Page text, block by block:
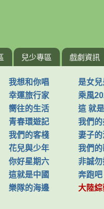
兒少專區 戲劇資訊
我想和你唱
是女
幸運旅行家
乘風
嚮往的生活
這 就
青春環遊記
我們
我們的客棧
妻子
花兒與少年
我們的
你好星期六
非誠
這就是中國
奔跑吧
樂隊的海邊
大陸